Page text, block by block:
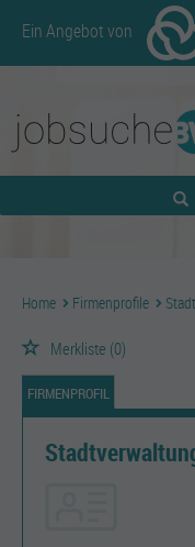
Ein Angebot von
Home Firmenprofile
Merkliste (0)
FIRMENPROFIL